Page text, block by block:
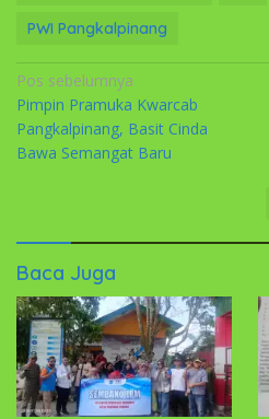
PWI Pangkalpinang
Navigasi
pos
Pos sebelumnya
Pimpin Pramuka Kwarcab
Pangkalpinang, Basit Cinda
Bawa Semangat Baru
Baca Juga